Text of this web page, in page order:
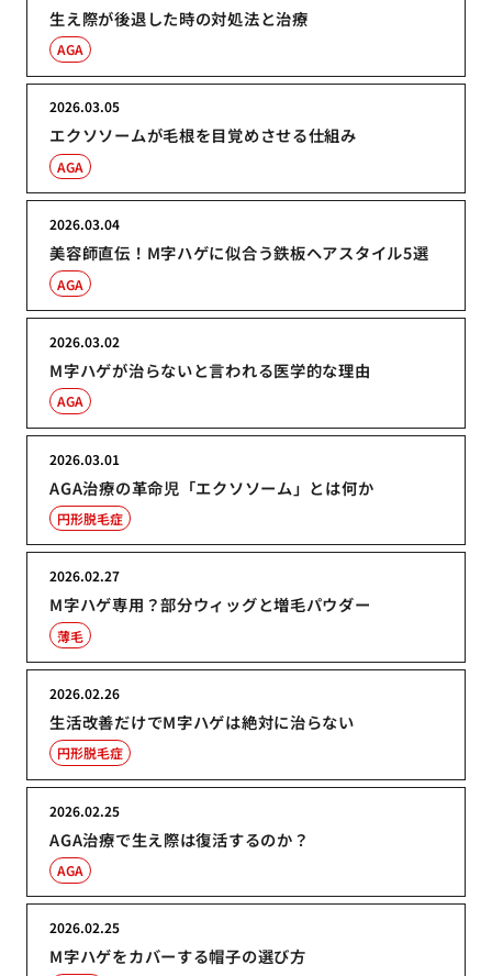
生え際が後退した時の対処法と治療
AGA
エクソソームが毛根を目覚めさせる仕組み
2026.03.05
AGA
美容師直伝！M字ハゲに似合う鉄板ヘアスタイル5選
2026.03.04
AGA
M字ハゲが治らないと言われる医学的な理由
2026.03.02
AGA
AGA治療の革命児「エクソソーム」とは何か
2026.03.01
円形脱毛症
M字ハゲ専用？部分ウィッグと増毛パウダー
2026.02.27
薄毛
生活改善だけでM字ハゲは絶対に治らない
2026.02.26
円形脱毛症
AGA治療で生え際は復活するのか？
2026.02.25
AGA
M字ハゲをカバーする帽子の選び方
2026.02.25